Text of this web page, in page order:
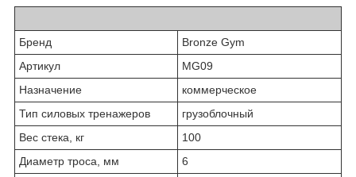
Бренд
Bronze Gym
Артикул
MG09
Назначение
коммерческое
Тип силовых тренажеров
грузоблочный
Вес стека, кг
100
Диаметр троса, мм
6